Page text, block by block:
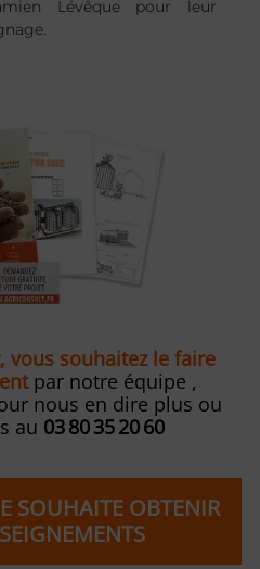
Lévêque pour leur
vous souhaitez le faire
par notre équipe ,
nous en dire plus ou
au 03 80 35 20 60
SOUHAITE OBTENIR